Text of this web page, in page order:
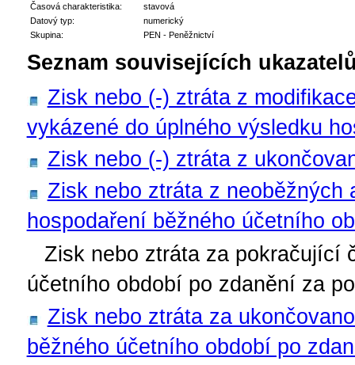
Časová charakteristika:
stavová
Datový typ:
numerický
Skupina:
PEN - Peněžnictví
Seznam souvisejících
Zisk nebo (-) ztráta z
vykázené do úplného výsledku
Zisk nebo (-) ztráta z
Zisk nebo ztráta z
hospodaření běžného účetního
Zisk nebo ztráta za pokračující
účetního období po zdanění za
Zisk nebo ztráta za
běžného účetního období po